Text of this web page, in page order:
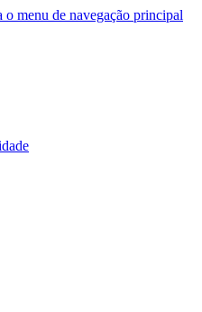
o menu de navegação principal